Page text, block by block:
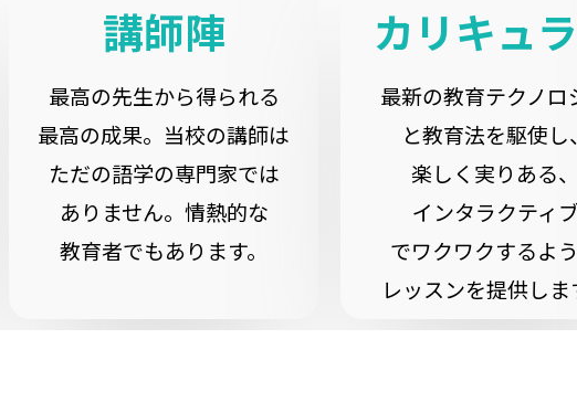
講師陣
最高の先生から得られる
最高の成果。当校の講師は
ただの語学の専門家では
ありません。情熱的な
教育者でもあります。
カリキュ
最新の教育テクノロ
と教育法を駆使し
楽しく実りある
インタラクティ
でワクワクするよ
レッスンを提供しま